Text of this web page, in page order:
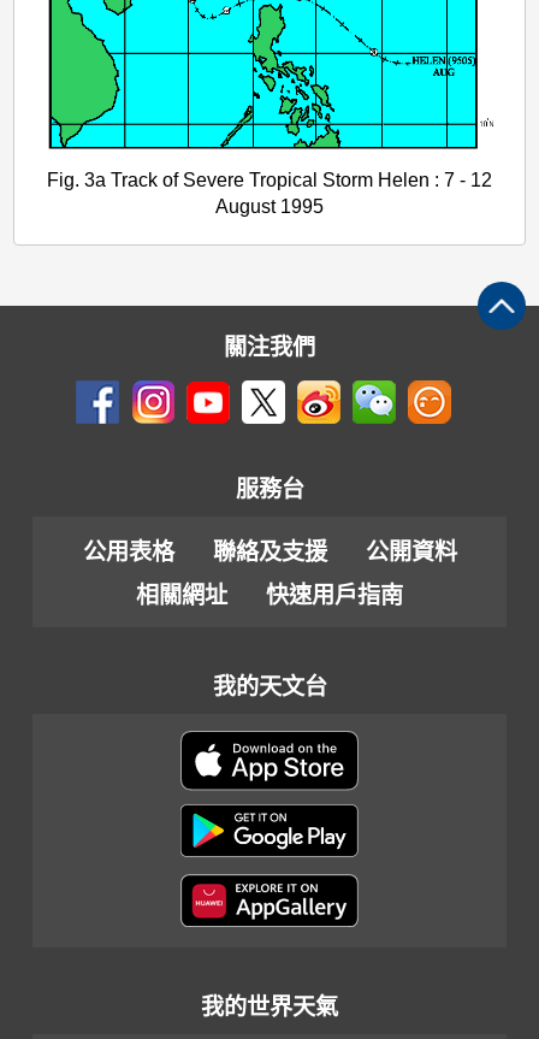
Fig. 3a Track of Severe Tropical Storm Helen : 7 - 12
August 1995
關注我們
服務台
公用表格 聯絡及支援
公開資料
相關網址
快速用戶指南
我的天文台
我的世界天氣